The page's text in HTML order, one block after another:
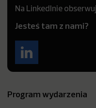
Na LinkedInie
Jesteś tam z nami?
Program wydarzenia